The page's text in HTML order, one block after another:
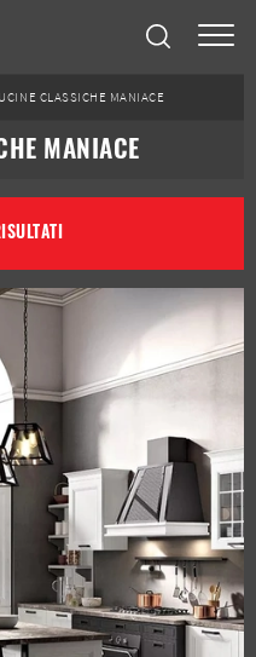
CLASSICHE MANIACE
MANIACE